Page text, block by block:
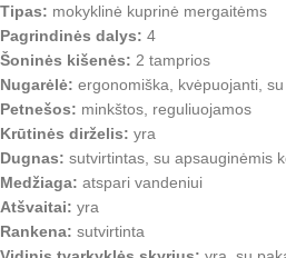
Tipas: mokyklinė kuprinė mergaitėms
Pagrindinės dalys: 4
Šoninės kišenės: 2 tamprios
Nugarėlė: ergonomiška, kvėpuojanti,
Petnešos: minkštos, reguliuojamos
Krūtinės dirželis: yra
Dugnas: sutvirtintas, su apsauginėmis
Medžiaga: atspari vandeniui
Atšvaitai: yra
Rankena: sutvirtinta